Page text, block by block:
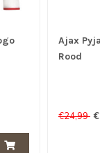
Ajax
Rood
€24,99